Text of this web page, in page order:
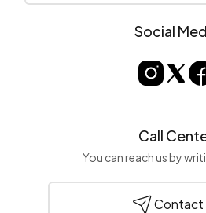
Social
Call
You can reach us by
Contact